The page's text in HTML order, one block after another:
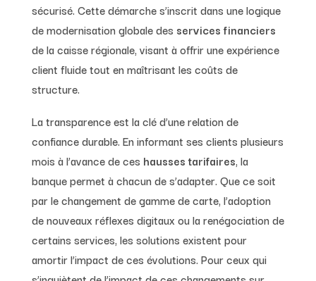
sécurisé. Cette démarche s’inscrit dans une logique
de modernisation globale des services financiers
de la caisse régionale, visant à offrir une expérience
client fluide tout en maîtrisant les coûts de
structure.
La transparence est la clé d’une relation de
confiance durable. En informant ses clients plusieurs
mois à l’avance de ces hausses tarifaires, la
banque permet à chacun de s’adapter. Que ce soit
par le changement de gamme de carte, l’adoption
de nouveaux réflexes digitaux ou la renégociation de
certains services, les solutions existent pour
amortir l’impact de ces évolutions. Pour ceux qui